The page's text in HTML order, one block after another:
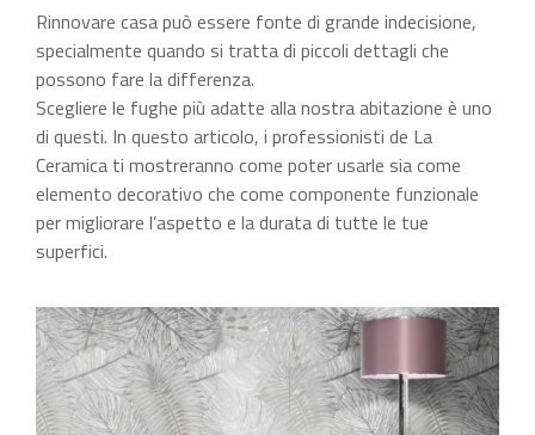
Rinnovare casa può essere fonte di grande indecisione,
specialmente quando si tratta di piccoli dettagli che
possono fare la differenza.
Scegliere le fughe più adatte alla nostra abitazione è uno
di questi. In questo articolo, i professionisti de La
Ceramica ti mostreranno come poter usarle sia come
elemento decorativo che come componente funzionale
per migliorare l’aspetto e la durata di tutte le tue
superfici.